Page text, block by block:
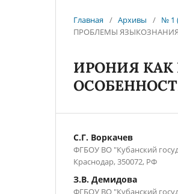
Главная / Архивы / № 1
ПРОБЛЕМЫ ЯЗЫКОЗНАНИЯ
ИРОНИЯ КАК
С.Г. Воркачев
ФГБОУ ВО "Кубанский
Краснодар, 350072, РФ
З.В. Демидова
ФГБОУ ВО "Кубанский